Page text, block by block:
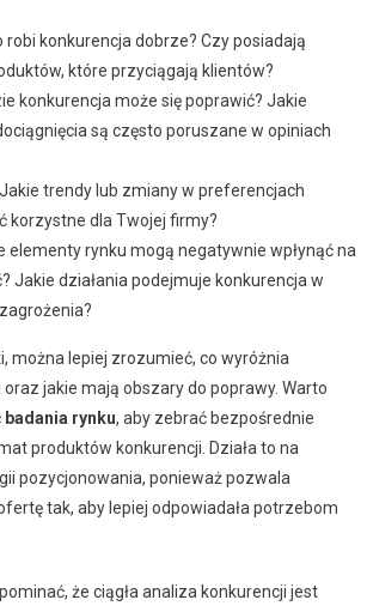
robi konkurencja dobrze? Czy posiadają
które przyciągają klientów?
konkurencja może się poprawić? Jakie
są często poruszane w opiniach
trendy lub zmiany w preferencjach
korzystne dla Twojej firmy?
elementy rynku mogą negatywnie wpłynąć na
Jakie działania podejmuje konkurencja w
można lepiej zrozumieć, co wyróżnia
oraz jakie mają obszary do poprawy. Warto
badania rynku, aby zebrać bezpośrednie
produktów konkurencji. Działa to na
pozycjonowania, ponieważ pozwala
tak, aby lepiej odpowiadała potrzebom
że ciągła analiza konkurencji jest